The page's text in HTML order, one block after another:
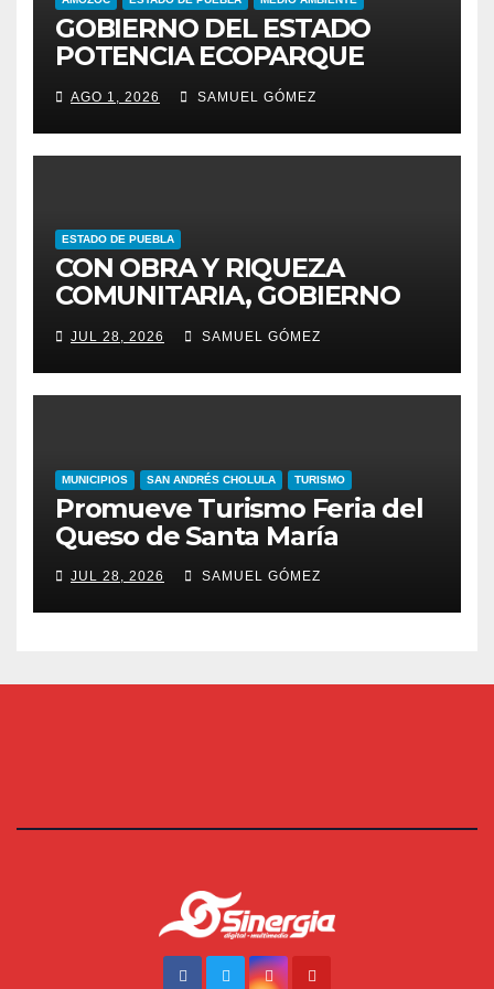
GOBIERNO DEL ESTADO
POTENCIA ECOPARQUE
PENSAR EN GRANDE COMO
REFERENTE AMBIENTAL
AGO 1, 2026 SAMUEL GÓMEZ
ESTADO DE PUEBLA
CON OBRA Y RIQUEZA
COMUNITARIA, GOBIERNO
ESTATAL INCENTIVA AL
TALENTO ARTESANAL
JUL 28, 2026 SAMUEL GÓMEZ
MUNICIPIOS SAN ANDRÉS CHOLULA TURISMO
Promueve Turismo Feria del
Queso de Santa María
JUL 28, 2026 SAMUEL GÓMEZ